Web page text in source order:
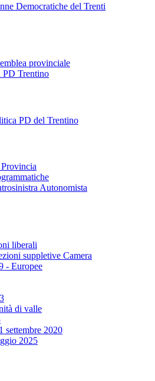
Democratiche del Trenti
provinciale
PD Trentino
PD del Trentino
Autonomista
liberali
suppletive Camera
- Europee
di valle
settembre 2020
2025